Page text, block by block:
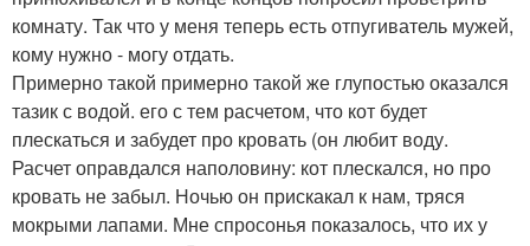
комнату. Так что у меня теперь есть отпугиватель мужей,
кому нужно - могу отдать.
Примерно такой примерно такой же глупостью оказался
тазик с водой. его с тем расчетом, что кот будет
плескаться и забудет про кровать (он любит воду.
Расчет оправдался наполовину: кот плескался, но про
кровать не забыл. Ночью он прискакал к нам, тряся
мокрыми лапами. Мне спросонья показалось, что их у